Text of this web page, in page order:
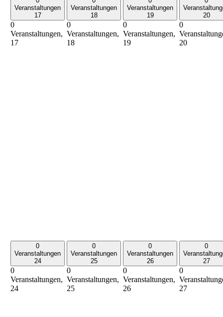
Veranstaltungen
17
0
Veranstaltungen,
17
Veranstaltungen
18
0
Veranstaltungen,
18
Veranstaltungen
19
0
Veranstaltungen,
19
20
0
20
0
Veranstaltungen
24
0
Veranstaltungen,
24
0
Veranstaltungen
25
0
Veranstaltungen,
25
0
Veranstaltungen
26
0
Veranstaltungen,
26
0
27
0
27